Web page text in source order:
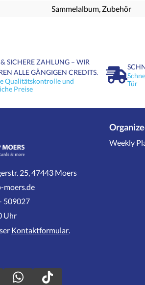
Sammelalbum , Zubehör
SICHERE ZAHLUNG – WIR
ALLE GÄNGIGEN CREDITS.
Qualitätskontrolle und
Preise
Tür
25, 47443 Moers
moers.de
509027
Uhr
Kontaktformular
Weekly